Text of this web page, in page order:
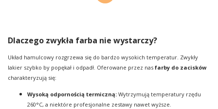
Dlaczego zwykła farba nie wystarczy?
Układ hamulcowy rozgrzewa się do bardzo wysokich temperatur. Zwykły
lakier szybko by popękał i odpadł. Oferowane przez nas farby do zacisków
charakteryzują się:
Wysoką odpornością termiczną: Wytrzymują temperatury rzędu
260°C, a niektóre profesjonalne zestawy nawet wyższe.